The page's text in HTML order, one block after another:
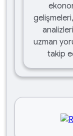
uzman
takip